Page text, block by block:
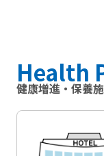
Health
健康増進・保養